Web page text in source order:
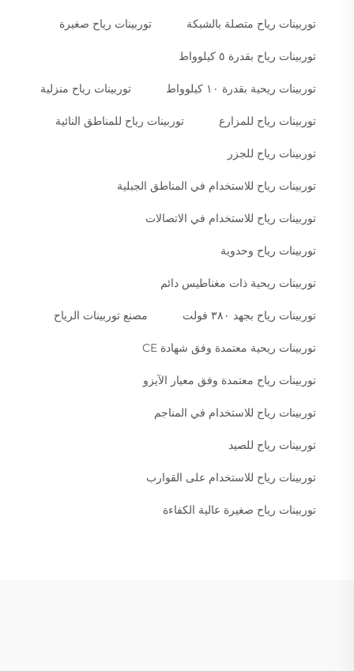
توربينات رياح متصلة بالشبكة توربينات رياح صغيرة
توربينات رياح بقدرة ٥ كيلوواط
توربينات ريحية بقدرة ١٠ كيلوواط توربينات رياح منزلية
توربينات رياح للمزارع توربينات رياح للمناطق النائية
توربينات رياح للجزر
توربينات رياح للاستخدام في المناطق الجبلية
توربينات رياح للاستخدام في الاتصالات
توربينات رياح وحدوية
توربينات ريحية ذات مغناطيس دائم
توربينات رياح بجهد ٣٨٠ فولت مصنع توربينات الرياح
توربينات ريحية معتمدة وفق شهادة CE
توربينات رياح معتمدة وفق معيار الآيزو
توربينات رياح للاستخدام في المناجم
توربينات رياح للصيد
توربينات رياح للاستخدام على القوارب
توربينات رياح صغيرة عالية الكفاءة